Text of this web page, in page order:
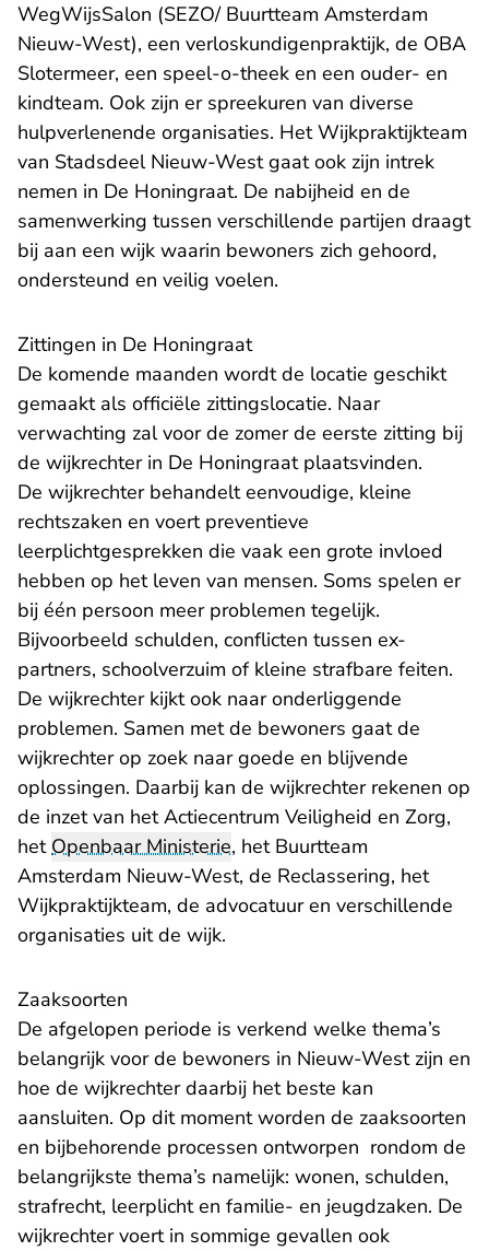
WegWijsSalon (SEZO/ Buurtteam Amsterdam
Nieuw-West), een verloskundigenpraktijk, de OBA
Slotermeer, een speel-o-theek en een ouder- en
kindteam. Ook zijn er spreekuren van diverse
hulpverlenende organisaties. Het Wijkpraktijkteam
van Stadsdeel Nieuw-West gaat ook zijn intrek
nemen in De Honingraat. De nabijheid en de
samenwerking tussen verschillende partijen draagt
bij aan een wijk waarin bewoners zich gehoord,
ondersteund en veilig voelen.
Zittingen in De Honingraat
De komende maanden wordt de locatie geschikt
gemaakt als officiële zittingslocatie. Naar
verwachting zal voor de zomer de eerste zitting bij
de wijkrechter in De Honingraat plaatsvinden.
De wijkrechter behandelt eenvoudige, kleine
rechtszaken en voert preventieve
leerplichtgesprekken die vaak een grote invloed
hebben op het leven van mensen. Soms spelen er
bij één persoon meer problemen tegelijk.
Bijvoorbeeld schulden, conflicten tussen ex-
partners, schoolverzuim of kleine strafbare feiten.
De wijkrechter kijkt ook naar onderliggende
problemen. Samen met de bewoners gaat de
wijkrechter op zoek naar goede en blijvende
oplossingen. Daarbij kan de wijkrechter rekenen op
de inzet van het Actiecentrum Veiligheid en Zorg,
hetOpenbaar Ministerie, het Buurtteam
Amsterdam Nieuw-West, de Reclassering, het
Wijkpraktijkteam, de advocatuur en verschillende
organisaties uit de wijk.
Zaaksoorten
De afgelopen periode is verkend welke thema’s
belangrijk voor de bewoners in Nieuw-West zijn en
hoe de wijkrechter daarbij het beste kan
aansluiten. Op dit moment worden de zaaksoorten
en bijbehorende processen ontworpen rondom de
belangrijkste thema’s namelijk: wonen, schulden,
strafrecht, leerplicht en familie- en jeugdzaken. De
wijkrechter voert in sommige gevallen ook